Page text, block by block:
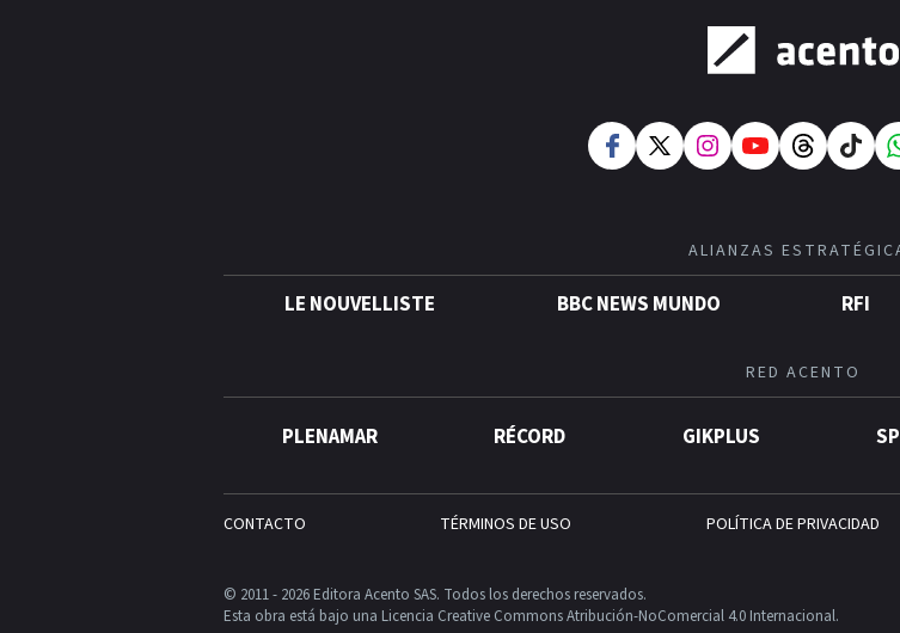
ALIANZAS
LE NOUVELLISTE BBC NEWS MUNDO RFI
RED ACENTO
PLENAMAR RÉCORD GIKPLUS
CONTACTO TÉRMINOS DE USO POLÍTICA DE PRIVACIDAD
© 2011 - 2026 Editora Acento SAS. Todos los derechos reservados.
Esta obra está bajo una Licencia Creative Commons Atribución-NoComercial 4.0 Internacional.